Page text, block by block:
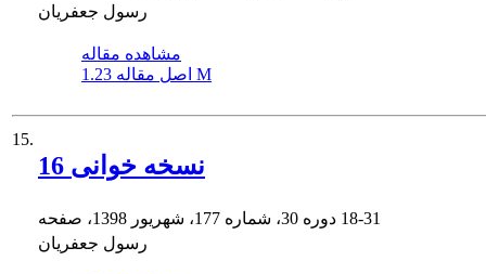
رسول جعفریان
مشاهده مقاله
اصل مقاله 1.23 M
15.
نسخه خوانی 16
18-31
رسول جعفریان